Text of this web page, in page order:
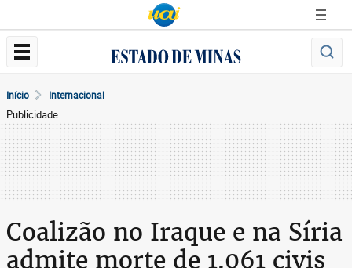
Início Internacional
Publicidade
Coalizão no Iraque e na Síria
admite morte de 1.061 civis